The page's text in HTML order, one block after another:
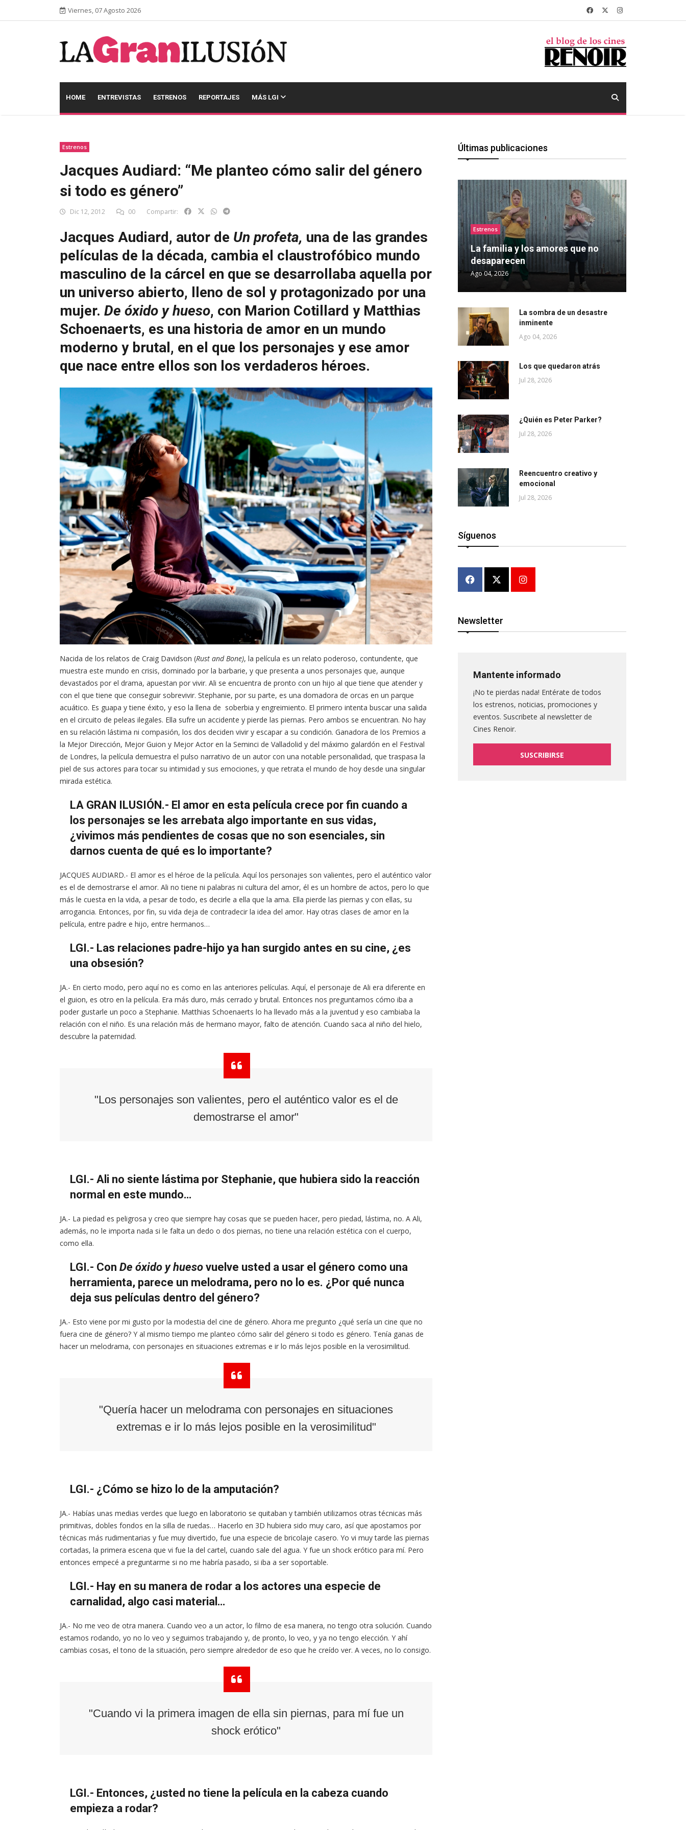
Viernes, 07 Agosto 2026
HOME ENTREVISTAS ESTRENOS REPORTAJES MÁS LGI
Estrenos
Jacques Audiard: “Me planteo cómo salir del género
si todo es género”
Dic 12, 2012 00 Compartir:
Jacques Audiard, autor de Un profeta, una de las grandes
películas de la década, cambia el claustrofóbico mundo
masculino de la cárcel en que se desarrollaba aquella por
un universo abierto, lleno de sol y protagonizado por una
mujer. De óxido y hueso, con Marion Cotillard y Matthias
Schoenaerts, es una historia de amor en un mundo
moderno y brutal, en el que los personajes y ese amor
que nace entre ellos son los verdaderos héroes.
Nacida de los relatos de Craig Davidson (Rust and Bone), la película es un relato poderoso, contundente, que
muestra este mundo en crisis, dominado por la barbarie, y que presenta a unos personajes que, aunque
devastados por el drama, apuestan por vivir. Ali se encuentra de pronto con un hijo al que tiene que atender y
con el que tiene que conseguir sobrevivir. Stephanie, por su parte, es una domadora de orcas en un parque
acuático. Es guapa y tiene éxito, y eso la llena de soberbia y engreimiento. El primero intenta buscar una salida
en el circuito de peleas ilegales. Ella sufre un accidente y pierde las piernas. Pero ambos se encuentran. No hay
en su relación lástima ni compasión, los dos deciden vivir y escapar a su condición. Ganadora de los Premios a
la Mejor Dirección, Mejor Guion y Mejor Actor en la Seminci de Valladolid y del máximo galardón en el Festival
de Londres, la película demuestra el pulso narrativo de un autor con una notable personalidad, que traspasa la
piel de sus actores para tocar su intimidad y sus emociones, y que retrata el mundo de hoy desde una singular
mirada estética.
LA GRAN ILUSIÓN.- El amor en esta película crece por fin cuando a
los personajes se les arrebata algo importante en sus vidas,
¿vivimos más pendientes de cosas que no son esenciales, sin
darnos cuenta de qué es lo importante?
JACQUES AUDIARD.- El amor es el héroe de la película. Aquí los personajes son valientes, pero el auténtico valor
es el de demostrarse el amor. Ali no tiene ni palabras ni cultura del amor, él es un hombre de actos, pero lo que
más le cuesta en la vida, a pesar de todo, es decirle a ella que la ama. Ella pierde las piernas y con ellas, su
arrogancia. Entonces, por fin, su vida deja de contradecir la idea del amor. Hay otras clases de amor en la
película, entre padre e hijo, entre hermanos…
LGI.- Las relaciones padre-hijo ya han surgido antes en su cine, ¿es
una obsesión?
JA.- En cierto modo, pero aquí no es como en las anteriores películas. Aquí, el personaje de Ali era diferente en
el guion, es otro en la película. Era más duro, más cerrado y brutal. Entonces nos preguntamos cómo iba a
poder gustarle un poco a Stephanie. Matthias Schoenaerts lo ha llevado más a la juventud y eso cambiaba la
relación con el niño. Es una relación más de hermano mayor, falto de atención. Cuando saca al niño del hielo,
descubre la paternidad.
"Los personajes son valientes, pero el auténtico valor es el de
demostrarse el amor"
LGI.- Ali no siente lástima por Stephanie, que hubiera sido la reacción
normal en este mundo…
JA.- La piedad es peligrosa y creo que siempre hay cosas que se pueden hacer, pero piedad, lástima, no. A Ali,
además, no le importa nada si le falta un dedo o dos piernas, no tiene una relación estética con el cuerpo,
como ella.
LGI.- Con De óxido y hueso vuelve usted a usar el género como una
herramienta, parece un melodrama, pero no lo es. ¿Por qué nunca
deja sus películas dentro del género?
JA.- Esto viene por mi gusto por la modestia del cine de género. Ahora me pregunto ¿qué sería un cine que no
fuera cine de género? Y al mismo tiempo me planteo cómo salir del género si todo es género. Tenía ganas de
hacer un melodrama, con personajes en situaciones extremas e ir lo más lejos posible en la verosimilitud.
"Quería hacer un melodrama con personajes en situaciones
extremas e ir lo más lejos posible en la verosimilitud"
LGI.- ¿Cómo se hizo lo de la amputación?
JA.- Habías unas medias verdes que luego en laboratorio se quitaban y también utilizamos otras técnicas más
primitivas, dobles fondos en la silla de ruedas… Hacerlo en 3D hubiera sido muy caro, así que apostamos por
técnicas más rudimentarias y fue muy divertido, fue una especie de bricolaje casero. Yo vi muy tarde las piernas
cortadas, la primera escena que vi fue la del cartel, cuando sale del agua. Y fue un shock erótico para mí. Pero
entonces empecé a preguntarme si no me habría pasado, si iba a ser soportable.
LGI.- Hay en su manera de rodar a los actores una especie de
carnalidad, algo casi material…
JA.- No me veo de otra manera. Cuando veo a un actor, lo filmo de esa manera, no tengo otra solución. Cuando
estamos rodando, yo no lo veo y seguimos trabajando y, de pronto, lo veo, y ya no tengo elección. Y ahí
cambias cosas, el tono de la situación, pero siempre alrededor de eso que he creído ver. A veces, no lo consigo.
"Cuando vi la primera imagen de ella sin piernas, para mí fue un
shock erótico"
LGI.- Entonces, ¿usted no tiene la película en la cabeza cuando
empieza a rodar?
Últimas publicaciones
Estrenos
La familia y los amores que no
desaparecen
Ago 04, 2026
La sombra de un desastre
inminente
Ago 04, 2026
Los que quedaron atrás
Jul 28, 2026
¿Quién es Peter Parker?
Jul 28, 2026
Reencuentro creativo y
emocional
Jul 28, 2026
Síguenos
Newsletter
Mantente informado
¡No te pierdas nada! Entérate de todos
los estrenos, noticias, promociones y
eventos. Suscribete al newsletter de
Cines Renoir.
SUSCRIBIRSE